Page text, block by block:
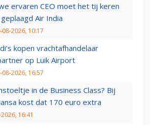
ervaren CEO moet het tij keren
Air India
08-2026, 10:17
kopen vrachtafhandelaar
op Luik Airport
08-2026, 16:57
in de Business Class? Bij
kost dat 170 euro extra
16:41